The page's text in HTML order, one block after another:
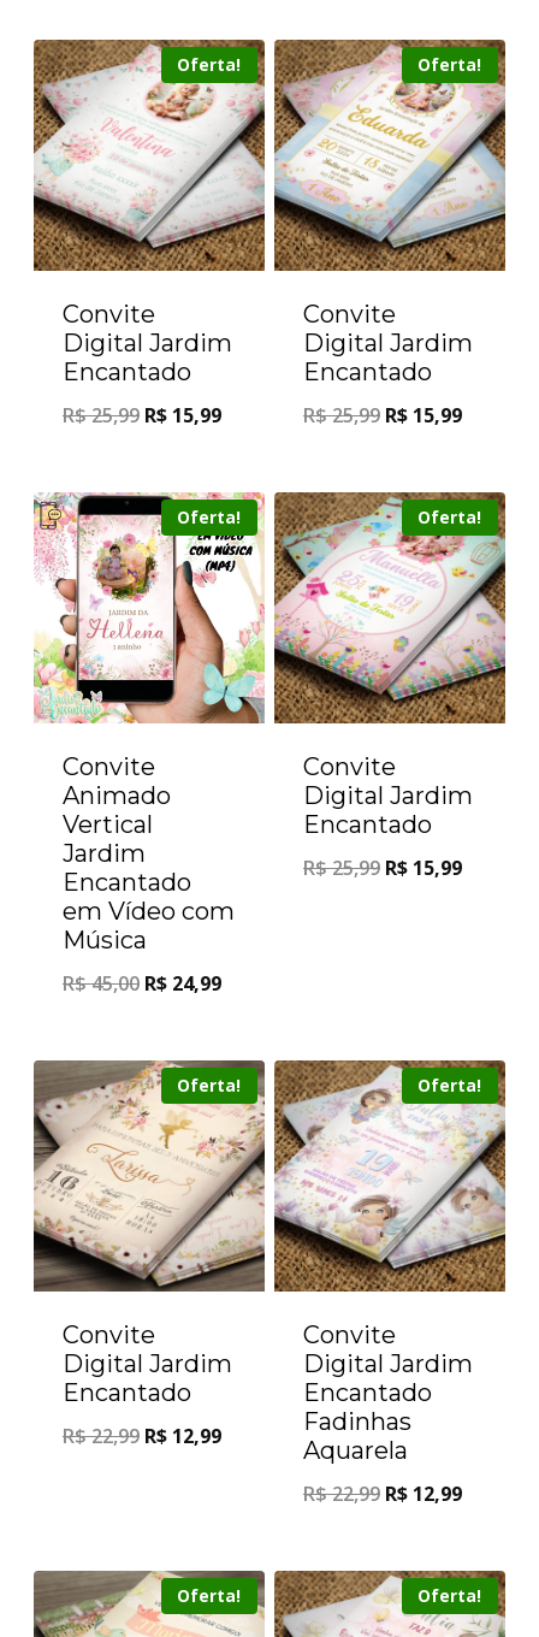
Oferta!
Convite
Digital Jardim
Encantado
R$25,99 R$ 15,99
Oferta!
Convite
Digital Jardim
Encantado
R$25,99 R$ 15,99
Oferta!
Convite
Animado
Vertical
Jardim
Encantado
em Vídeo com
Música
R$45,00 R$ 24,99
Oferta!
Convite
Digital Jardim
Encantado
R$25,99 R$ 15,99
Oferta!
Convite
Digital Jardim
Encantado
R$22,99 R$ 12,99
Oferta!
Convite
Digital Jardim
Encantado
Fadinhas
Aquarela
R$22,99 R$ 12,99
Oferta! Oferta!